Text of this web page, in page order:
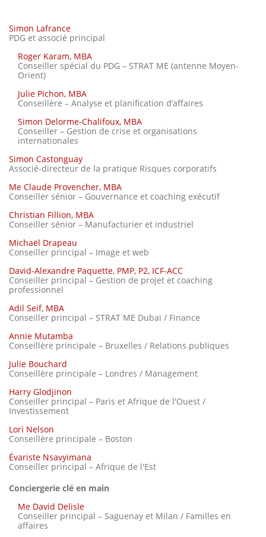
Simon Lafrance
PDG et associé principal
Roger Karam, MBA
Conseiller spécial du PDG – STRAT ME (antenne Moyen-
Orient)
Julie Pichon, MBA
Conseillère – Analyse et planification d’affaires
Simon Delorme-Chalifoux, MBA
Conseiller – Gestion de crise et organisations
internationales
Simon Castonguay
Associé-directeur de la pratique Risques corporatifs
Me Claude Provencher, MBA
Conseiller sénior – Gouvernance et coaching exécutif
Christian Fillion, MBA
Conseiller sénior – Manufacturier et industriel
Michaël Drapeau
Conseiller principal – Image et web
David-Alexandre Paquette, PMP, P2, ICF-ACC
Conseiller principal – Gestion de projet et coaching
professionnel
Adil Seif, MBA
Conseiller principal – STRAT ME Dubaï / Finance
Annie Mutamba
Conseillère principale – Bruxelles / Relations publiques
Julie Bouchard
Conseillère principale – Londres / Management
Harry Glodjinon
Conseiller principal – Paris et Afrique de l'Ouest /
Investissement
Lori Nelson
Conseillère principale – Boston
Évariste Nsavyimana
Conseiller principal – Afrique de l'Est
Conciergerie clé en main
Me David Delisle
Conseiller principal – Saguenay et Milan / Familles en
affaires